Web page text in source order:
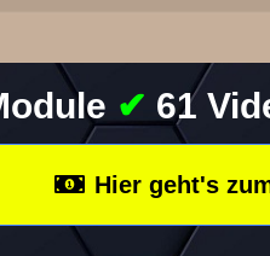
✔ 61
Hier geht's